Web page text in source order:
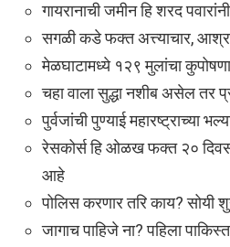
गायरानाची जमीन हि शरद
सगळी कडे फक्त अत्त्याचार,
मेळघाटामध्ये १२९ मुलांचा
चहा वाला सुद्धा नशीब असेल तर
पुर्वजांची पुण्याई महारष्ट्राच्या
रेसकोर्स हि ओळख फक्त २०
आहे
पोलिस करणार तरि काय? सोयी
जागाच पाहिजे ना? पहिला